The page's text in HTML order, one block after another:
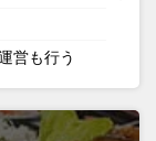
営も行う